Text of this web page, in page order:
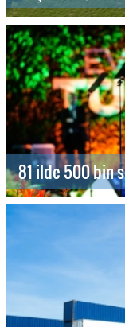
81 ilde 500 bin